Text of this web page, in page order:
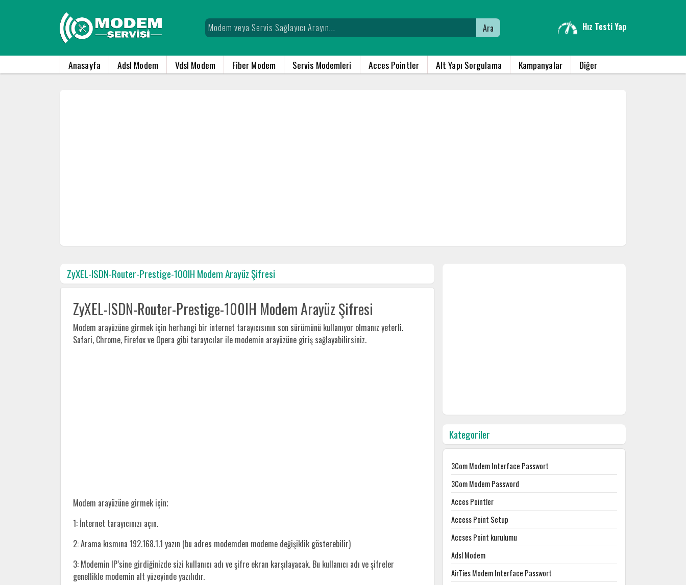
Ara Hız Testi Yap
Anasayfa Adsl Modem Vdsl Modem Fiber Modem Servis Modemleri Acces Pointler Alt Yapı Sorgulama Kampanyalar Diğer
ZyXEL-ISDN-Router-Prestige-100IH Modem Arayüz Şifresi
ZyXEL-ISDN-Router-Prestige-100IH Modem Arayüz Şifresi
Modem arayüzüne girmek için herhangi bir internet tarayıcısının son sürümünü kullanıyor olmanız yeterli.
Safari, Chrome, Firefox ve Opera gibi tarayıcılar ile modemin arayüzüne giriş sağlayabilirsiniz.
Modem arayüzüne girmek için;
1: İnternet tarayıcınızı açın.
2: Arama kısmına 192.168.1.1 yazın (bu adres modemden modeme değişiklik gösterebilir)
3: Modemin IP’sine girdiğinizde sizi kullanıcı adı ve şifre ekran karşılayacak. Bu kullanıcı adı ve şifreler
genellikle modemin alt yüzeyinde yazılıdır.
Kategoriler
3Com Modem Interface Passwort
3Com Modem Password
Acces Pointler
Access Point Setup
Accses Point kurulumu
Adsl Modem
AirTies Modem Interface Passwort